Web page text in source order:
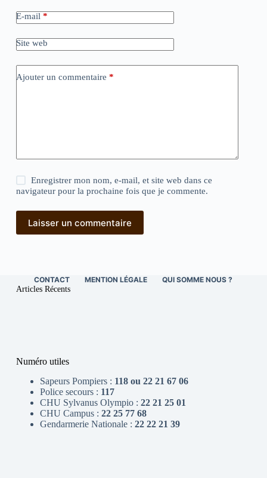
E-mail *
Site web
Ajouter un commentaire *
Enregistrer mon nom, e-mail, et site web dans ce
navigateur pour la prochaine fois que je commente.
Laisser un commentaire
CONTACT MENTION LÉGALE QUI SOMME NOUS ?
Articles Récents
Numéro utiles
Sapeurs Pompiers : 118 ou 22 21 67 06
Police secours : 117
CHU Sylvanus Olympio : 22 21 25 01
CHU Campus : 22 25 77 68
Gendarmerie Nationale : 22 22 21 39